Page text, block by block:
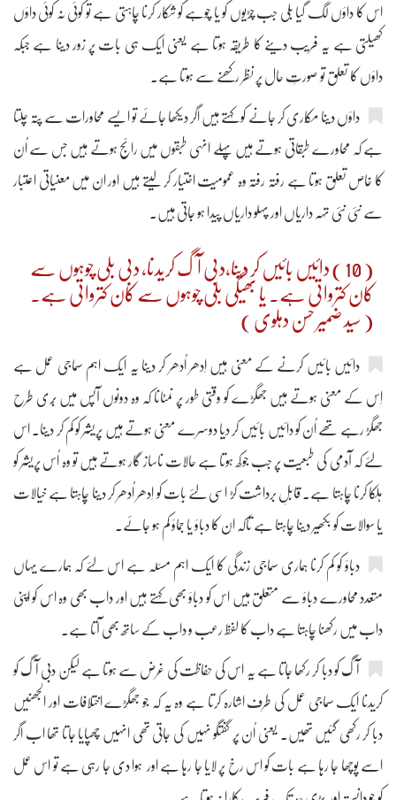
اس کا داؤں لگ گیا بلی جب چڑیوں کو یا چوہے کو شکار کرنا چاہتی ہے تو کوئی نہ کوئی داؤں
کھیلتی ہے یہ فریب دینے کا طریقہ ہوتا ہے یعنی ایک ہی بات پر زور دینا ہے جبکہ
داؤں کا تعلق تو صورتِ حال پر نظر رکھنے سے ہوتا ہے۔
داؤں دینا مکّاری کر جانے کو کہتے ہیں اگر دیکھا جائے تو ایسے محاورات سے پتہ چلتا
ہے کہ محاورے طبقاتی ہوتے ہیں پہلے انہی طبقوں میں رائج ہوتے ہیں جس سے اُن
کا خاص تعلق ہوتا ہے رفتہ رفتہ وہ عمومیت اختیار کر لیتے ہیں اور ان میں معنیاتی اعتبار
سے نئی نئی تہہ داریاں اور پہلو داریاں پیدا ہو جاتی ہیں۔
( 10 ) دائیں بائیں کر دینا،دبی آگ کریدنا، دبی بلی چوہوں سے
کان کترواتی ہے۔ یا بھیگی بلی چوہوں سے کان کترواتی ہے۔
( سید ضمیر حسن دہلوی )
دائیں بائیں کرنے کے معنی ہیں اِدھر اُدھر کر دینا یہ ایک اہم سماجی عمل ہے
اِس کے معنی ہوتے ہیں جھگڑے کو وقتی طور پر نمٹانا کہ وہ دونوں آپس میں بُری طرح
جھگڑ رہے تھے اُن کو دائیں بائیں کر دیا دوسرے معنی ہوتے ہیں پریشر کو کم کر دینا۔ اس
لئے کہ آدمی کی طبعیت پر جب جوکھ ہوتا ہے حالات ناساز گار ہوتے ہیں تو وہ اُس پریشر کو
ہلکا کرنا چاہتا ہے۔ قابلِ برداشت کڑ اسی لئے بات کو اِدھر اُدھر کر دینا چاہتا ہے خیالات
یا سوالات کو بکھیر دینا چاہتا ہے تاکہ ان کا دباؤ یا جماؤ کم ہو جائے۔
دباؤ کو کم کرنا ہماری سماجی زندگی کا ایک اہم مسئلہ ہے اس لئے کہ ہمارے یہاں
متعدد محاورے دباؤ سے متعلق ہیں اس کو دباؤ بھی کہتے ہیں اور داب بھی وہ اس کو اپنی
داب میں رکھنا چاہتا ہے داب کا لفظ رعب و داب کے ساتھ بھی آتا ہے۔
آگ کو دبا کر رکھا جاتا ہے یہ اس کی حفاظت کی غرض سے ہوتا ہے لیکن دبی آگ کو
کریدنا ایک سماجی عمل کی طرف اشارہ کرتا ہے وہ یہ کہ جو جھگڑے اختلافات اور الجھنیں
دبا کر رکھی گئیں تھیں۔ یعنی اُن پر گفتگو نہیں کی جاتی تھی انہیں چھپایا جاتا تھا اب اگر
اسے پوچھا جا رہا ہے بات کو اس رخ پر لایا جا رہا ہے اور ہوا دی جا رہی ہے تو اس عمل